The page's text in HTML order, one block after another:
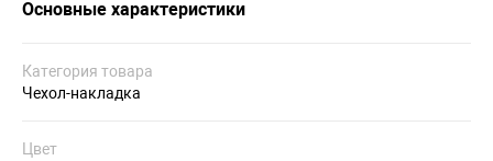
Основные характеристики
Категория товара
Чехол-накладка
Цвет